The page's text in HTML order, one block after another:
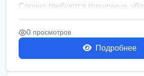
Срочно требуются горничные,
0 просмотров
Подробнее